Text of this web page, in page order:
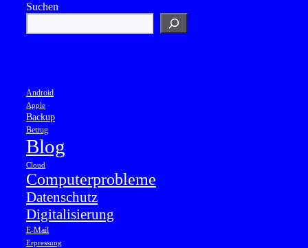
Suchen
Android
Apple
Backup
Betrug
Blog
Cloud
Computerprobleme
Datenschutz
Digitalisierung
E-Mail
Erpressung